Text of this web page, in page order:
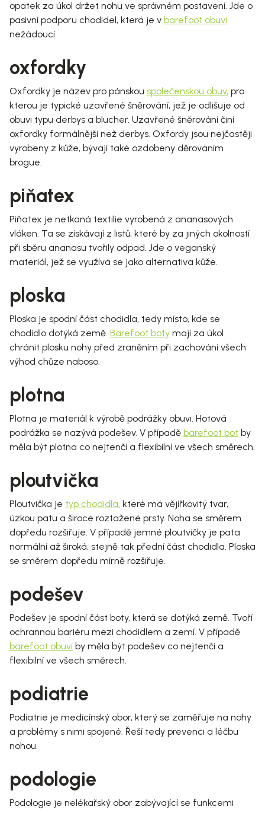
opatek za úkol držet nohu ve správném postavení. Jde o
pasivní podporu chodidel, která je v barefoot obuvi
nežádoucí.
oxfordky
Oxfordky je název pro pánskou společenskou obuv, pro
kterou je typické uzavřené šněrování, jež je odlišuje od
obuvi typu derbys a blucher. Uzavřené šněrování činí
oxfordky formálnější než derbys. Oxfordy jsou nejčastěji
vyrobeny z kůže, bývají také ozdobeny děrováním
brogue.
piňatex
Piňatex je netkaná textilie vyrobená z ananasových
vláken. Ta se získávají z listů, které by za jiných okolností
při sběru ananasu tvořily odpad. Jde o veganský
materiál, jež se využívá se jako alternativa kůže.
ploska
Ploska je spodní část chodidla, tedy místo, kde se
chodidlo dotýká země. Barefoot boty mají za úkol
chránit plosku nohy před zraněním při zachování všech
výhod chůze naboso.
plotna
Plotna je materiál k výrobě podrážky obuvi. Hotová
podrážka se nazývá podešev. V případě barefoot bot by
měla být plotna co nejtenčí a flexibilní ve všech směrech.
ploutvička
Ploutvička je typ chodidla, které má vějířkovitý tvar,
úzkou patu a široce roztažené prsty. Noha se směrem
dopředu rozšiřuje. V případě jemné ploutvičky je pata
normální až široká, stejně tak přední část chodidla. Ploska
se směrem dopředu mírně rozšiřuje.
podešev
Podešev je spodní část boty, která se dotýká země. Tvoří
ochrannou bariéru mezi chodidlem a zemí. V případě
barefoot obuvi by měla být podešev co nejtenčí a
flexibilní ve všech směrech.
podiatrie
Podiatrie je medicínský obor, který se zaměřuje na nohy
a problémy s nimi spojené. Řeší tedy prevenci a léčbu
nohou.
podologie
Podologie je nelékařský obor zabývající se funkcemi